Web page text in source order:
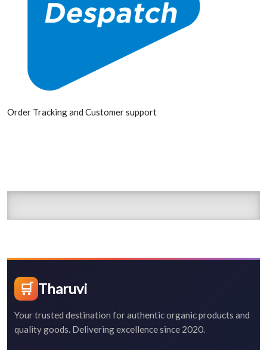
Order Tracking and Customer support
🛒 Tharuvi
Your trusted destination for authentic organic products and
quality goods. Delivering excellence since 2020.